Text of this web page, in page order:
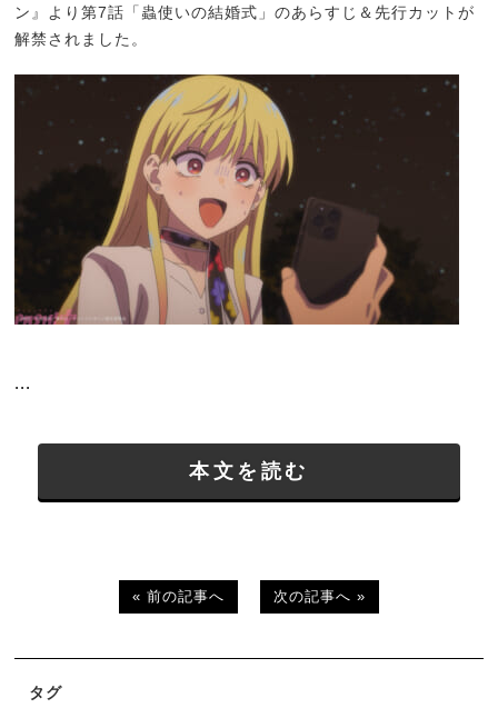
ン』より第7話「蟲使いの結婚式」のあらすじ＆先行カットが
解禁されました。
...
本文を読む
« 前の記事へ 次の記事へ »
タグ